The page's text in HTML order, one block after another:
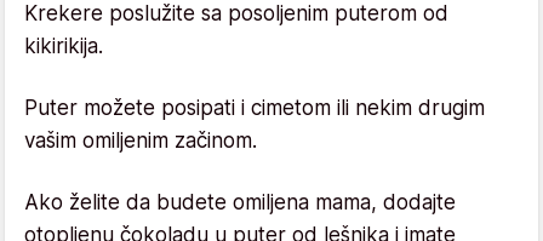
Krekere poslužite sa posoljenim puterom od
kikirikija.
Puter možete posipati i cimetom ili nekim drugim
vašim omiljenim začinom.
Ako želite da budete omiljena mama, dodajte
otopljenu čokoladu u puter od lešnika i imate